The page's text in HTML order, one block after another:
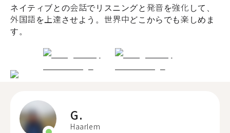
ネイティブとの会話でリスニングと発音を強化して、
外国語を上達させよう。世界中どこからでも楽しめま
す。
G.
Haarlem